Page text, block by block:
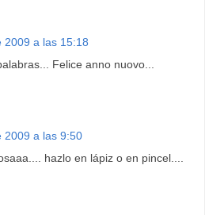
2009 a las 15:18
Felice anno nuovo...
2009 a las 9:50
hazlo en lápiz o en pincel....